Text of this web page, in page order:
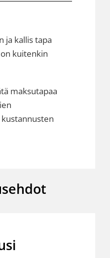
ja kallis tapa
kuitenkin
maksutapaa